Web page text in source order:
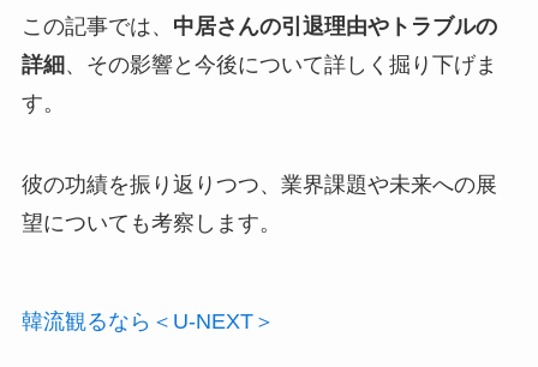
この記事では、 中居さんの引退理由やトラブルの
詳細、その影響と今後について詳しく掘り下げま
す。
彼の功績を振り返りつつ、業界課題や未来への展
望についても考察します。
韓流観るなら＜U-NEXT＞